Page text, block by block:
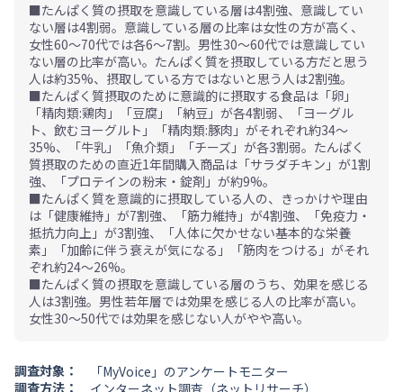
■たんぱく質の摂取を意識している層は4割強、意識してい
ない層は4割弱。意識している層の比率は女性の方が高く、
女性60～70代では各6～7割。男性30～60代では意識してい
ない層の比率が高い。たんぱく質を摂取している方だと思う
人は約35%、摂取している方ではないと思う人は2割強。
■たんぱく質摂取のために意識的に摂取する食品は「卵」
「精肉類:鶏肉」「豆腐」「納豆」が各4割弱、「ヨーグル
ト、飲むヨーグルト」「精肉類:豚肉」がそれぞれ約34～
35%、「牛乳」「魚介類」「チーズ」が各3割弱。たんぱく
質摂取のための直近1年間購入商品は「サラダチキン」が1割
強、「プロテインの粉末・錠剤」が約9%。
■たんぱく質を意識的に摂取している人の、きっかけや理由
は「健康維持」が7割強、「筋力維持」が4割強、「免疫力・
抵抗力向上」が3割強、「人体に欠かせない基本的な栄養
素」「加齢に伴う衰えが気になる」「筋肉をつける」がそれ
ぞれ約24～26%。
■たんぱく質の摂取を意識している層のうち、効果を感じる
人は3割強。男性若年層では効果を感じる人の比率が高い。
女性30～50代では効果を感じない人がやや高い。
調査対象：
「MyVoice」のアンケートモニター
調査方法：
インターネット調査（ネットリサーチ）